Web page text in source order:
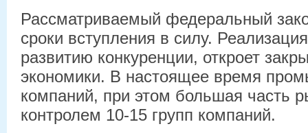
Рассматриваемый федеральный
сроки вступления в силу.
развитию конкуренции, откроет
экономики. В настоящее время
компаний, при этом большая часть
контролем 10-15 групп компаний.